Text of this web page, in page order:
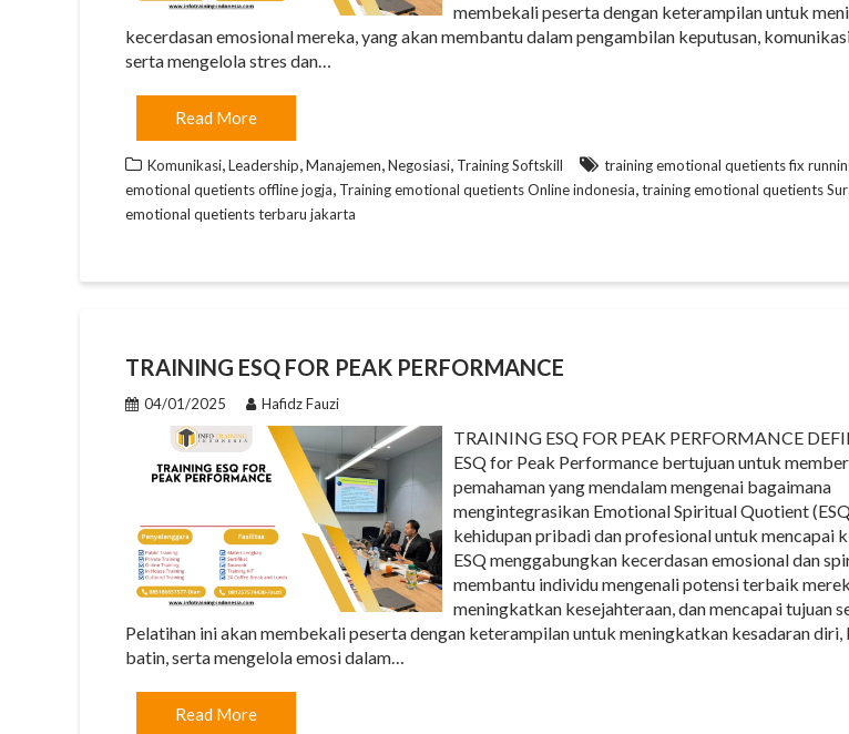
membekali peserta dengan keterampilan untuk
kecerdasan emosional mereka, yang akan membantu dalam pengambilan keputusan,
serta mengelola stres dan…
Read More
Komunikasi,Leadership,Manajemen,Negosiasi, Training Softskill training emotional quetients fix
emotional quetients offline jogja, Training emotional quetients Online indonesia,training emotional quetients
emotional quetients terbaru jakarta
TRAINING ESQ FOR PEAK PERFORMANCE
04/01/2025 Hafidz Fauzi
TRAINING ESQ FOR PEAK PERFORMANCE
ESQ for Peak Performance bertujuan untuk
pemahaman yang mendalam mengenai bagaimana
mengintegrasikan Emotional Spiritual Quotient
kehidupan pribadi dan profesional untuk mencapai
ESQ menggabungkan kecerdasan emosional dan
membantu individu mengenali potensi terbaik
meningkatkan kesejahteraan, dan mencapai tujuan
Pelatihan ini akan membekali peserta dengan keterampilan untuk meningkatkan kesadaran diri,
batin, serta mengelola emosi dalam…
Read More